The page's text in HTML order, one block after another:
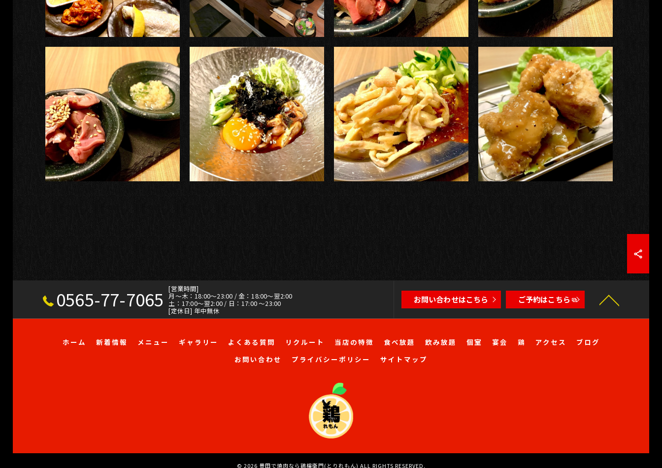
0565-77-7065 [営業時間]
月～木：18:00～23:00 / 金：18:00～翌2:00
土：17:00～翌2:00 / 日：17:00 ～23:00
[定休日] 年中無休
お問い合わせはこちら ご予約はこちら
ホーム 新着情報 メニュー ギャラリー よくある質問 リクルート 当店の特徴 食べ放題 飲み放題 個室 宴会 鶏 アクセス
ブログ
お問い合わせ
プライバシーポリシー サイトマップ
© 2026 豊田で焼肉なら鶏檸衛門(とりれもん) ALL RIGHTS RESERVED.